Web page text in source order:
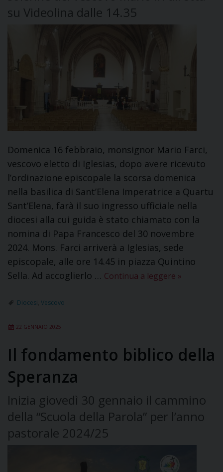
su Videolina dalle 14.35
Domenica 16 febbraio, monsignor Mario Farci,
vescovo eletto di Iglesias, dopo avere ricevuto
l’ordinazione episcopale la scorsa domenica
nella basilica di Sant’Elena Imperatrice a Quartu
Sant’Elena, farà il suo ingresso ufficiale nella
diocesi alla cui guida è stato chiamato con la
nomina di Papa Francesco del 30 novembre
2024. Mons. Farci arriverà a Iglesias, sede
episcopale, alle ore 14.45 in piazza Quintino
Sella. Ad accoglierlo … Continua a leggere »
Diocesi Vescovo
22 GENNAIO 2025
Il fondamento biblico della
Speranza
Inizia giovedì 30 gennaio il cammino
della “Scuola della Parola” per l’anno
pastorale 2024/25